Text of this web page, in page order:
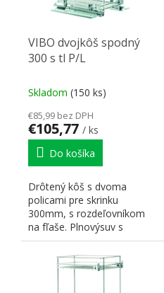
VIBO dvojkôš spodný
300 s tl P/L
Skladom (150 ks)
€85,99 bez DPH
€105,77 / ks
Do košíka
Drôtený kôš s dvoma
policami pre skrinku
300mm, s rozdeľovníkom
na fľaše. Plnovýsuv s
dotlmením (Hettich)
pravoľavý....